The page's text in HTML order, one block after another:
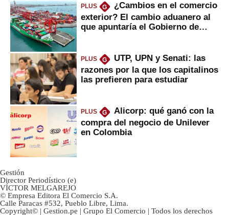
PLUS G
¿Cambios en el comercio
exterior? El cambio aduanero al
que apuntaría el Gobierno de
PLUS G
UTP, UPN y Senati: las
razones por la que los capitalinos
las prefieren para estudiar
PLUS G
Alicorp: qué ganó con la
compra del negocio de Unilever
en Colombia
Gestión
Director Periodístico (e)
VÍCTOR MELGAREJO
© Empresa Editora El Comercio S.A.
Calle Paracas #532, Pueblo Libre, Lima.
Copyright© | Gestion.pe | Grupo El Comercio | Todos los derechos